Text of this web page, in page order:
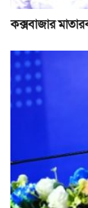
কক্সবাজার